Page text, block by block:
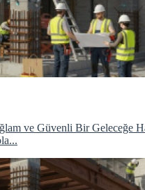
ve Güvenli Bir Geleceğe